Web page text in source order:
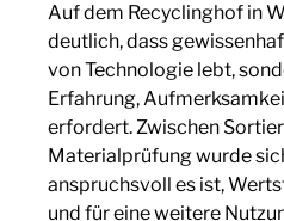
Auf dem Recyclinghof in
deutlich, dass
von Technologie lebt,
Erfahrung,
erfordert. Zwischen
Materialprüfung wurde
anspruchsvoll es ist,
und für eine weitere